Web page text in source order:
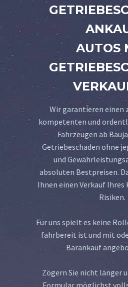
AUTOS
Wir garantieren einen
kompetenten und
Fahrzeugen ab
Getriebeschaden ohne
und
absoluten Bestpreisen.
Ihnen einen Verkauf Ihres
Risiken.
Für uns spielt es keine
fahrbereit ist und mit
Barankauf
Zögern Sie nicht länger
Formular möglichst